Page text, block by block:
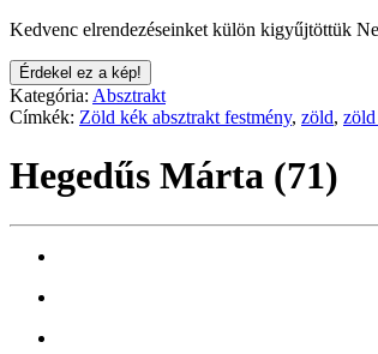
Kedvenc elrendezéseinket külön kigyűjtöttük
Érdekel ez a kép!
Kategória: Absztrakt
Címkék: Zöld kék absztrakt festmény, zöld,
Hegedűs Márta (71)